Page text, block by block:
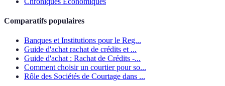
Comparatifs populaires
Banques et Institutions pour le Reg...
Guide d'achat rachat de crédits et ...
Guide d'achat : Rachat de Crédits -...
Comment choisir un courtier pour so...
Rôle des Sociétés de Courtage dans ...